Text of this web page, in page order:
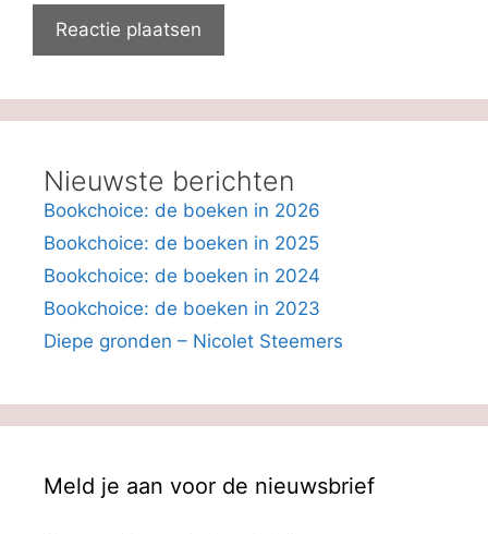
Nieuwste berichten
Bookchoice: de boeken in 2026
Bookchoice: de boeken in 2025
Bookchoice: de boeken in 2024
Bookchoice: de boeken in 2023
Diepe gronden – Nicolet Steemers
Meld je aan voor de nieuwsbrief